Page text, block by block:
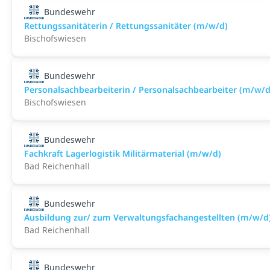
Bundeswehr
Rettungssanitäterin / Rettungssanitäter (m/w/d)
Bischofswiesen
Bundeswehr
Personalsachbearbeiterin / Personalsachbearbeiter (m/w/
Bischofswiesen
Bundeswehr
Fachkraft Lagerlogistik Militärmaterial (m/w/d)
Bad Reichenhall
Bundeswehr
Ausbildung zur/ zum Verwaltungsfachangestellten (m/w/
Bad Reichenhall
Bundeswehr